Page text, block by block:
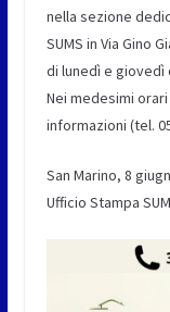
nella sezione
SUMS in Via Gino
di lunedì e giovedì
Nei medesimi
informazioni (tel.
San Marino, 8
Ufficio Stampa